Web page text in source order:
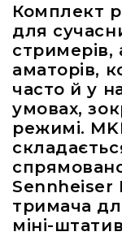
Комплект
для
стримерів,
аматорів,
часто й у
умовах,
режимі.
Sennheiser
тримача
міні-